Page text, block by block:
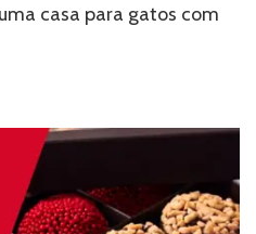
casa para gatos com